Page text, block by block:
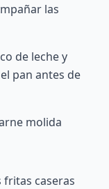
las
de leche y
pan antes de
molida
fritas caseras